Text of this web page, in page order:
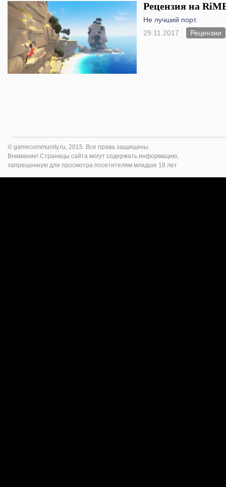
Рецензия на
Не лучший порт.
29.11.2017
Рецензии
© gamecommunity.ru, 2015. Все права защищены.
Внимание! Страницы сайта могут содержать информацию,
запрещенную для просмотра посетителям младше 18 лет